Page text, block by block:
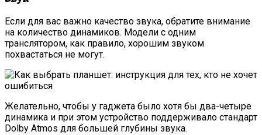
Если для вас важно качество звука, обратите внимание
на количество динамиков. Модели с одним
транслятором, как правило, хорошим звуком
похвастаться не могут.
Желательно, чтобы у гаджета было хотя бы два-четыре
динамика и при этом устройство поддерживало стандарт
Dolby Atmos для большей глубины звука.